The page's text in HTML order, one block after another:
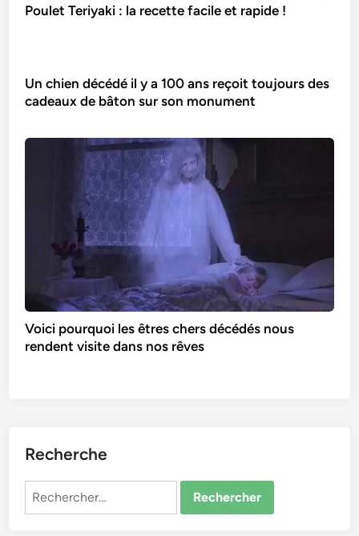
Poulet Teriyaki : la recette facile et rapide !
Un chien décédé il y a 100 ans reçoit toujours des
cadeaux de bâton sur son monument
Voici pourquoi les êtres chers décédés nous
rendent visite dans nos rêves
Recherche
Rechercher :